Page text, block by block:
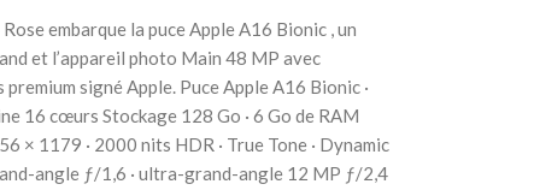
embarque la puce Apple A16 Bionic , un
et l’appareil photo Main 48 MP avec
signé Apple. Puce Apple A16 Bionic ·
16 cœurs Stockage 128 Go · 6 Go de RAM
× 1179 · 2000 nits HDR · True Tone · Dynamic
angle ƒ/1,6 · ultra-grand-angle 12 MP ƒ/2,4